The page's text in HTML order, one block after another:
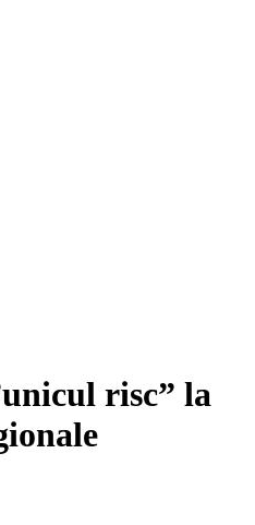
risc” la